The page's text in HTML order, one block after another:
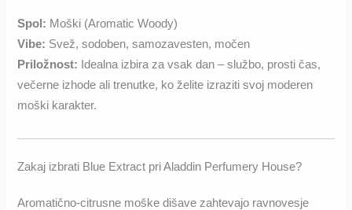
Spol: Moški (Aromatic Woody)
Vibe: Svež, sodoben, samozavesten, močen
Priložnost: Idealna izbira za vsak dan – službo, prosti čas,
večerne izhode ali trenutke, ko želite izraziti svoj moderen
moški karakter.
Zakaj izbrati Blue Extract pri Aladdin Perfumery House?
Aromatično-citrusne moške dišave zahtevajo ravnovesje